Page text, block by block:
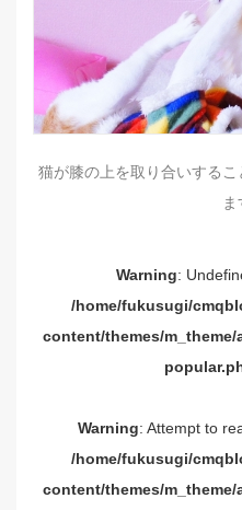
猫が膝の上を取り合いする
ま
Warning:
/home/fukusugi/
content/themes/
Warning: Attempt to
/home/fukusugi/
content/themes/